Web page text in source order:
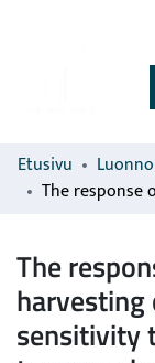
Etusivu
The
sensitivity